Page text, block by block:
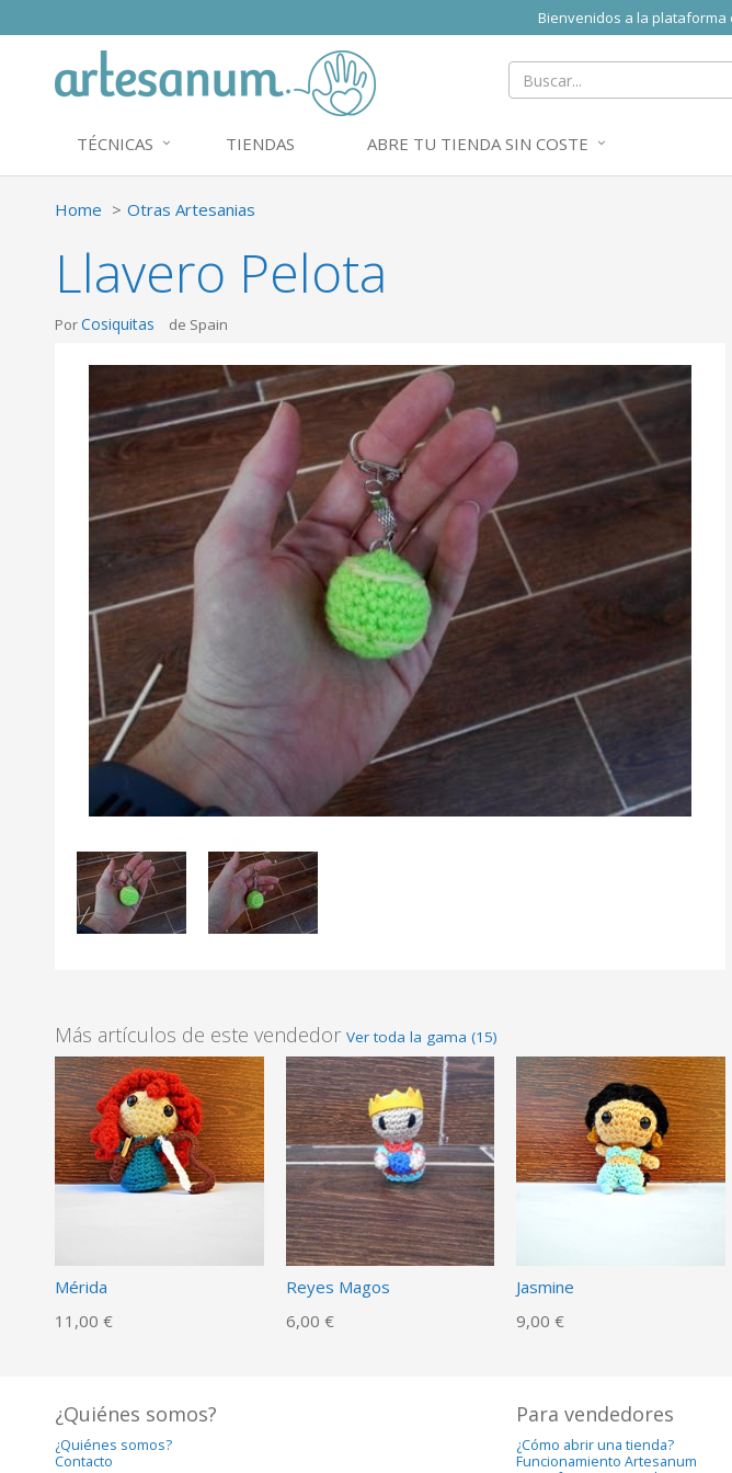
Bienvenidos a la
TÉCNICAS TIENDAS ABRE TU TIENDA SIN COSTE
Home Otras Artesanias
Llavero Pelota
PorCosiquitas de Spain
Más artículos de este vendedor Ver toda la gama (15)
Mérida
11,00 €
Reyes Magos
6,00 €
Jasmine
9,00 €
¿Quiénes somos?
¿Quiénes somos?
Contacto
Para vendedores
¿Cómo abrir una tienda?
Funcionamiento Artesanum